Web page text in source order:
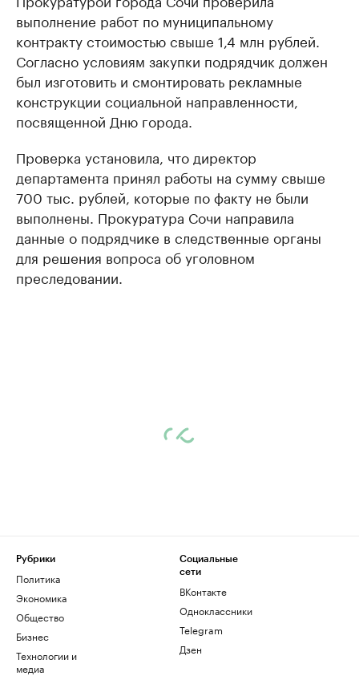
выполнение работ по муниципальному
контракту стоимостью свыше 1,4 млн рублей.
Согласно условиям закупки подрядчик должен
был изготовить и смонтировать рекламные
конструкции социальной направленности,
посвященной Дню города.
Проверка установила, что директор
департамента принял работы на сумму свыше
700 тыс. рублей, которые по факту не были
выполнены. Прокуратура Сочи направила
данные о подрядчике в следственные органы
для решения вопроса об уголовном
преследовании.
Рубрики
Политика
Экономика
Общество
Бизнес
Технологии и
медиа
Социальные
сети
ВКонтакте
Одноклассники
Telegram
Дзен